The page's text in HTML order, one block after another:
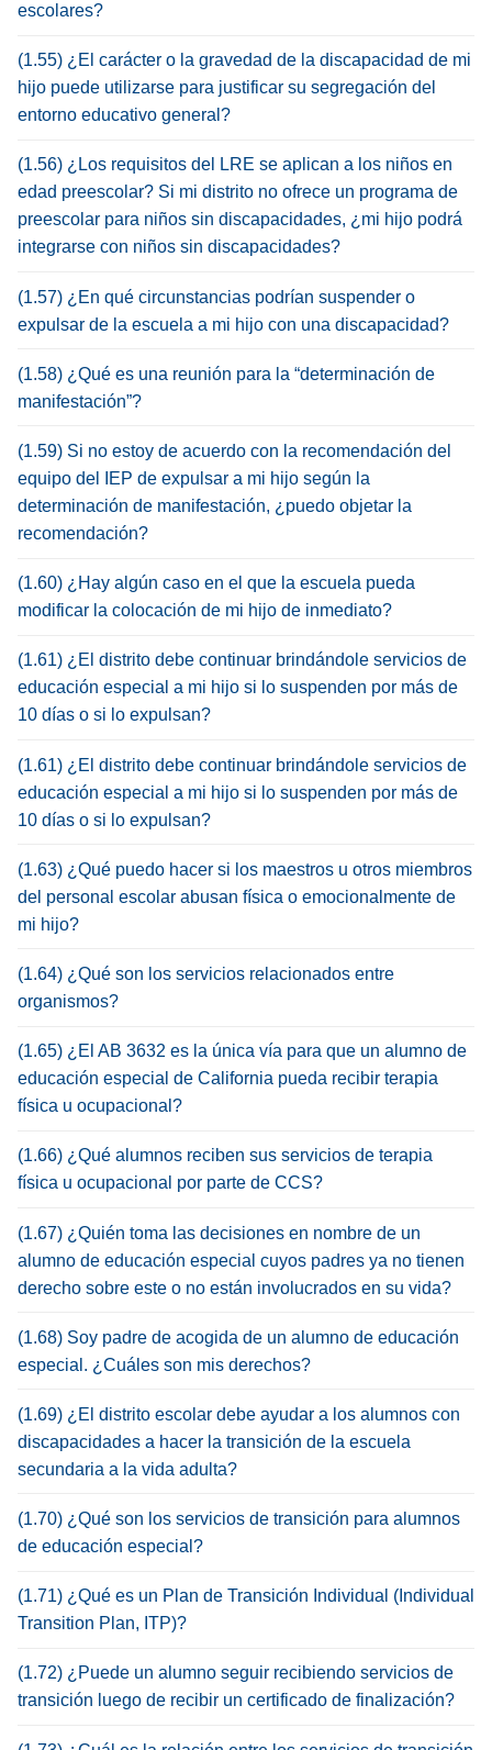
escolares?
(1.55) ¿El carácter o la gravedad de la discapacidad de mi
hijo puede utilizarse para justificar su segregación del
entorno educativo general?
(1.56) ¿Los requisitos del LRE se aplican a los niños en
edad preescolar? Si mi distrito no ofrece un programa de
preescolar para niños sin discapacidades, ¿mi hijo podrá
integrarse con niños sin discapacidades?
(1.57) ¿En qué circunstancias podrían suspender o
expulsar de la escuela a mi hijo con una discapacidad?
(1.58) ¿Qué es una reunión para la “determinación de
manifestación”?
(1.59) Si no estoy de acuerdo con la recomendación del
equipo del IEP de expulsar a mi hijo según la
determinación de manifestación, ¿puedo objetar la
recomendación?
(1.60) ¿Hay algún caso en el que la escuela pueda
modificar la colocación de mi hijo de inmediato?
(1.61) ¿El distrito debe continuar brindándole servicios de
educación especial a mi hijo si lo suspenden por más de
10 días o si lo expulsan?
(1.61) ¿El distrito debe continuar brindándole servicios de
educación especial a mi hijo si lo suspenden por más de
10 días o si lo expulsan?
(1.63) ¿Qué puedo hacer si los maestros u otros miembros
del personal escolar abusan física o emocionalmente de
mi hijo?
(1.64) ¿Qué son los servicios relacionados entre
organismos?
(1.65) ¿El AB 3632 es la única vía para que un alumno de
educación especial de California pueda recibir terapia
física u ocupacional?
(1.66) ¿Qué alumnos reciben sus servicios de terapia
física u ocupacional por parte de CCS?
(1.67) ¿Quién toma las decisiones en nombre de un
alumno de educación especial cuyos padres ya no tienen
derecho sobre este o no están involucrados en su vida?
(1.68) Soy padre de acogida de un alumno de educación
especial. ¿Cuáles son mis derechos?
(1.69) ¿El distrito escolar debe ayudar a los alumnos con
discapacidades a hacer la transición de la escuela
secundaria a la vida adulta?
(1.70) ¿Qué son los servicios de transición para alumnos
de educación especial?
(1.71) ¿Qué es un Plan de Transición Individual (Individual
Transition Plan, ITP)?
(1.72) ¿Puede un alumno seguir recibiendo servicios de
transición luego de recibir un certificado de finalización?